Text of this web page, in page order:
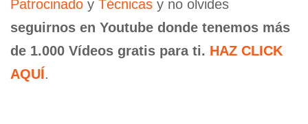
Patrocinado y Técnicas y no olvides
seguirnos en Youtube donde tenemos más
de 1.000 Vídeos gratis para ti. HAZ CLICK
AQUÍ.